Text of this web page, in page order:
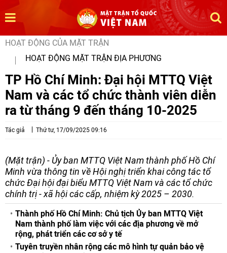
HOẠT ĐỘNG CỦA MẶT TRẬN
HOẠT ĐỘNG MẶT TRẬN ĐỊA PHƯƠNG
TP Hồ Chí Minh: Đại hội MTTQ Việt
Nam và các tổ chức thành viên diễn
ra từ tháng 9 đến tháng 10-2025
Tác giả Thứ tư, 17/09/2025 09:16
(Mặt trận) - Ủy ban MTTQ Việt Nam thành phố Hồ Chí
Minh vừa thông tin về Hội nghị triển khai công tác tổ
chức Đại hội đại biểu MTTQ Việt Nam và các tổ chức
chính trị - xã hội các cấp, nhiệm kỳ 2025 – 2030.
Thành phố Hồ Chí Minh: Chủ tịch Ủy ban MTTQ Việt
Nam thành phố làm việc với các địa phương về mở
rộng, phát triển các cơ sở y tế
Tuyên truyền nhân rộng các mô hình tự quản bảo vệ